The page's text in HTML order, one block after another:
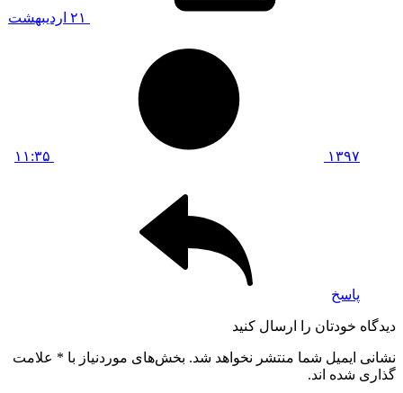
۲۱ اردیبهشت
۱۳۹۷ ۱۱:۳۵
پاسخ
دیدگاه خودتان را ارسال کنید
نشانی ایمیل شما منتشر نخواهد شد. بخش‌های موردنیاز با * علامت
گذاری شده اند.